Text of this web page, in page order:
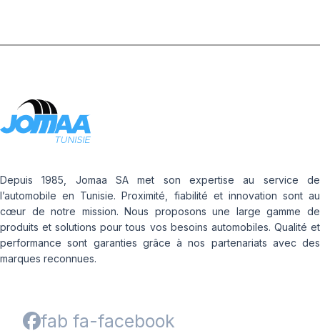
Depuis 1985, Jomaa SA met son expertise au service de
l’automobile en Tunisie. Proximité, fiabilité et innovation sont au
cœur de notre mission. Nous proposons une large gamme de
produits et solutions pour tous vos besoins automobiles. Qualité et
performance sont garanties grâce à nos partenariats avec des
marques reconnues.
fab fa-facebook